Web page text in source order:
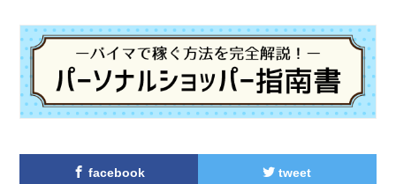
facebook tweet